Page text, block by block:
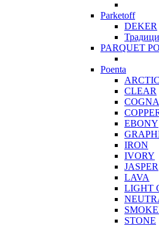
Parketoff
DEKER
PARQUET
Poenta
ARCTIC
CLEAR
EBONY
IRON
IVORY
JASPER
LAVA
LIGHT
STONE